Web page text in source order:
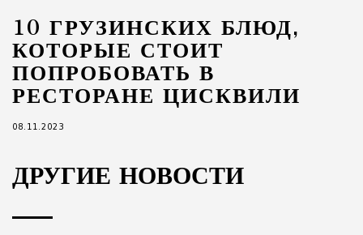
10 ГРУЗИНСКИХ БЛЮД,
КОТОРЫЕ СТОИТ
ПОПРОБОВАТЬ В
РЕСТОРАНЕ ЦИСКВИЛИ
08.11.2023
ДРУГИЕ НОВОСТИ